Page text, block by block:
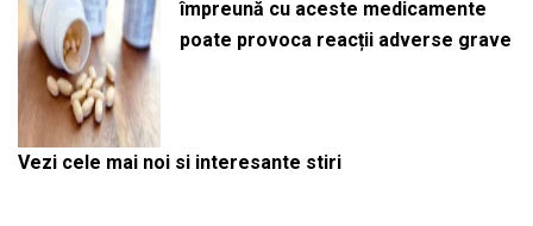
împreună cu aceste medicamente
poate provoca reacții adverse grave
Vezi cele mai noi si interesante stiri